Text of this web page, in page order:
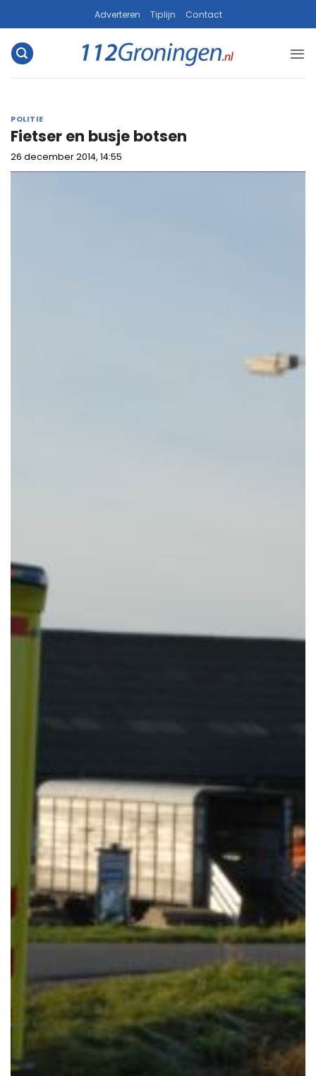
naar
inhoud
Adverteren Tiplijn Contact
POLITIE
Fietser en busje botsen
26 december 2014, 14:55